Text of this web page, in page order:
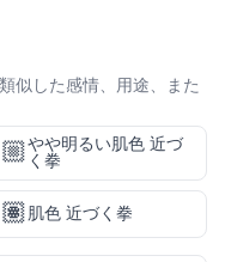
似した感情、用途、また
やや明るい肌色 近づ
く拳
肌色 近づく拳